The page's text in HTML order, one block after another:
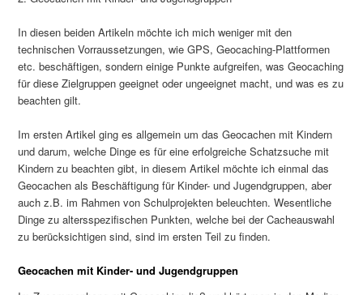
In diesen beiden Artikeln möchte ich mich weniger mit den
technischen Vorraussetzungen, wie GPS, Geocaching-Plattformen
etc. beschäftigen, sondern einige Punkte aufgreifen, was Geocaching
für diese Zielgruppen geeignet oder ungeeignet macht, und was es zu
beachten gilt.
Im ersten Artikel ging es allgemein um das Geocachen mit Kindern
und darum, welche Dinge es für eine erfolgreiche Schatzsuche mit
Kindern zu beachten gibt, in diesem Artikel möchte ich einmal das
Geocachen als Beschäftigung für Kinder- und Jugendgruppen, aber
auch z.B. im Rahmen von Schulprojekten beleuchten. Wesentliche
Dinge zu altersspezifischen Punkten, welche bei der Cacheauswahl
zu berücksichtigen sind, sind im ersten Teil zu finden.
Geocachen mit Kinder- und Jugendgruppen